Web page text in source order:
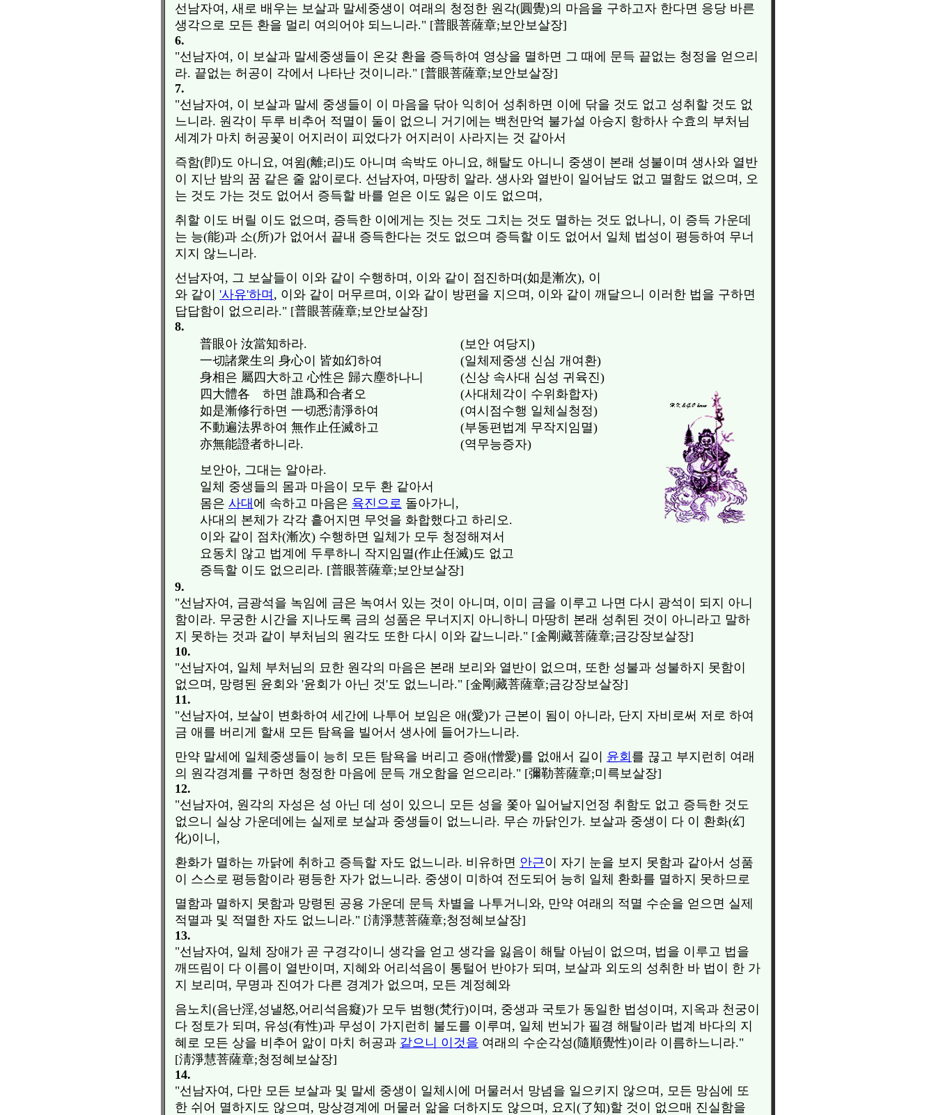
선남자여, 새로 배우는 보살과 말세중생이 여래의 청정한 원각(圓覺)의 마음을 구하고자 한다면 응당 바른
생각으로 모든 환을 멀리 여의어야 되느니라." [普眼菩薩章;보안보살장]
6.
"선남자여, 이 보살과 말세중생들이 온갖 환을 증득하여 영상을 멸하면 그 때에 문득 끝없는 청정을 얻으리
라. 끝없는 허공이 각에서 나타난 것이니라." [普眼菩薩章;보안보살장]
7.
"선남자여, 이 보살과 말세 중생들이 이 마음을 닦아 익히어 성취하면 이에 닦을 것도 없고 성취할 것도 없
느니라. 원각이 두루 비추어 적멸이 둘이 없으니 거기에는 백천만억 불가설 아승지 항하사 수효의 부처님
세계가 마치 허공꽃이 어지러이 피었다가 어지러이 사라지는 것 같아서
즉함(卽)도 아니요, 여윔(離;리)도 아니며 속박도 아니요, 해탈도 아니니 중생이 본래 성불이며 생사와 열반
이 지난 밤의 꿈 같은 줄 앎이로다. 선남자여, 마땅히 알라. 생사와 열반이 일어남도 없고 멸함도 없으며, 오
는 것도 가는 것도 없어서 증득할 바를 얻은 이도 잃은 이도 없으며,
취할 이도 버릴 이도 없으며, 증득한 이에게는 짓는 것도 그치는 것도 멸하는 것도 없나니, 이 증득 가운데
는 능(能)과 소(所)가 없어서 끝내 증득한다는 것도 없으며 증득할 이도 없어서 일체 법성이 평등하여 무너
지지 않느니라.
선남자여, 그 보살들이 이와 같이 수행하며, 이와 같이 점진하며(如是漸次), 이
와 같이 '사유'하며 , 이와 같이 머무르며, 이와 같이 방편을 지으며, 이와 같이 깨달으니 이러한 법을 구하면
답답함이 없으리라." [普眼菩薩章;보안보살장]
8.
普眼아 汝當知하라.
一切諸衆生의 身心이 皆如幻하여
身相은 屬四大하고 心性은 歸六塵하나니
四大體各離하면 誰爲和合者오
如是漸修行하면 一切悉淸淨하여
不動遍法界하여 無作止任滅하고
亦無能證者하니라.
(보안 여당지)
(일체제중생 신심 개여환)
(신상 속사대 심성 귀육진)
(사대체각이 수위화합자)
(여시점수행 일체실청정)
(부동편법계 무작지임멸)
(역무능증자)
보안아, 그대는 알아라.
일체 중생들의 몸과 마음이 모두 환 같아서
몸은 사대 에 속하고 마음은 육진으로 돌아가니,
사대의 본체가 각각 흩어지면 무엇을 화합했다고 하리오.
이와 같이 점차(漸次) 수행하면 일체가 모두 청정해져서
요동치 않고 법계에 두루하니 작지임멸(作止任滅)도 없고
증득할 이도 없으리라. [普眼菩薩章;보안보살장]
9.
"선남자여, 금광석을 녹임에 금은 녹여서 있는 것이 아니며, 이미 금을 이루고 나면 다시 광석이 되지 아니
함이라. 무궁한 시간을 지나도록 금의 성품은 무너지지 아니하니 마땅히 본래 성취된 것이 아니라고 말하
지 못하는 것과 같이 부처님의 원각도 또한 다시 이와 같느니라." [金剛藏菩薩章;금강장보살장]
10.
"선남자여, 일체 부처님의 묘한 원각의 마음은 본래 보리와 열반이 없으며, 또한 성불과 성불하지 못함이
없으며, 망령된 윤회와 '윤회가 아닌 것'도 없느니라." [金剛藏菩薩章;금강장보살장]
11.
"선남자여, 보살이 변화하여 세간에 나투어 보임은 애(愛)가 근본이 됨이 아니라, 단지 자비로써 저로 하여
금 애를 버리게 할새 모든 탐욕을 빌어서 생사에 들어가느니라.
만약 말세에 일체중생들이 능히 모든 탐욕을 버리고 증애(憎愛)를 없애서 길이 윤회 를 끊고 부지런히 여래
의 원각경계를 구하면 청정한 마음에 문득 개오함을 얻으리라." [彌勒菩薩章;미륵보살장]
12.
"선남자여, 원각의 자성은 성 아닌 데 성이 있으니 모든 성을 쫓아 일어날지언정 취함도 없고 증득한 것도
없으니 실상 가운데에는 실제로 보살과 중생들이 없느니라. 무슨 까닭인가. 보살과 중생이 다 이 환화(幻
化)이니,
환화가 멸하는 까닭에 취하고 증득할 자도 없느니라. 비유하면 안근이 자기 눈을 보지 못함과 같아서 성품
이 스스로 평등함이라 평등한 자가 없느니라. 중생이 미하여 전도되어 능히 일체 환화를 멸하지 못하므로
멸함과 멸하지 못함과 망령된 공용 가운데 문득 차별을 나투거니와, 만약 여래의 적멸 수순을 얻으면 실제
적멸과 및 적멸한 자도 없느니라." [淸淨慧菩薩章;청정혜보살장]
13.
"선남자여, 일체 장애가 곧 구경각이니 생각을 얻고 생각을 잃음이 해탈 아님이 없으며, 법을 이루고 법을
깨뜨림이 다 이름이 열반이며, 지혜와 어리석음이 통털어 반야가 되며, 보살과 외도의 성취한 바 법이 한 가
지 보리며, 무명과 진여가 다른 경계가 없으며, 모든 계정혜와
음노치(음난淫,성낼怒,어리석음癡)가 모두 범행(梵行)이며, 중생과 국토가 동일한 법성이며, 지옥과 천궁이
다 정토가 되며, 유성(有性)과 무성이 가지런히 불도를 이루며, 일체 번뇌가 필경 해탈이라 법계 바다의 지
혜로 모든 상을 비추어 앎이 마치 허공과 같으니 이것을 여래의 수순각성(隨順覺性)이라 이름하느니라."
[淸淨慧菩薩章;청정혜보살장]
14.
"선남자여, 다만 모든 보살과 및 말세 중생이 일체시에 머물러서 망념을 일으키지 않으며, 모든 망심에 또
한 쉬어 멸하지도 않으며, 망상경계에 머물러 앎을 더하지도 않으며, 요지(了知)할 것이 없으매 진실함을